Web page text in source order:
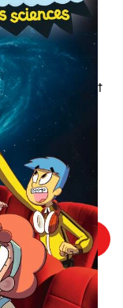
! Pour trouver
apprennent
raisonner... Ils
de septembre